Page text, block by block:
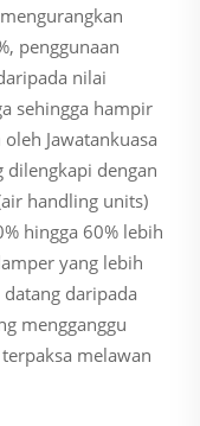
penggunaan
nilai
sehingga hampir
Jawatankuasa
dilengkapi dengan
handling units)
hingga 60% lebih
yang lebih
daripada
mengganggu
melawan